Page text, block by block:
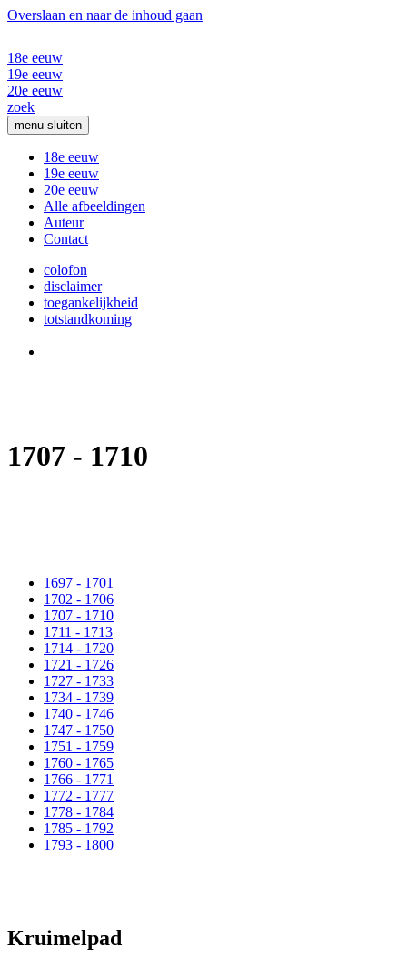
Overslaan en naar de inhoud gaan
18e eeuw
19e eeuw
20e eeuw
zoek
menu sluiten
18e eeuw
19e eeuw
20e eeuw
Alle afbeeldingen
Auteur
Contact
colofon
disclaimer
toegankelijkheid
totstandkoming
1707 - 1710
1697 - 1701
1702 - 1706
1707 - 1710
1711 - 1713
1714 - 1720
1721 - 1726
1727 - 1733
1734 - 1739
1740 - 1746
1747 - 1750
1751 - 1759
1760 - 1765
1766 - 1771
1772 - 1777
1778 - 1784
1785 - 1792
1793 - 1800
Kruimelpad